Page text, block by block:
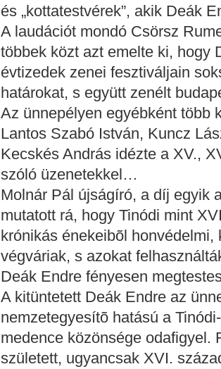
és „kottatestvérek”, akik Deák
A laudációt mondó Csörsz
többek közt azt emelte ki, hogy
évtizedek zenei fesztiváljain
határokat, s együtt zenélt
Az ünnepélyen egyébként több
Lantos Szabó István, Kuncz
Kecskés András idézte a XV.,
szóló üzenetekkel…
Molnár Pál újságíró, a díj egyik
mutatott rá, hogy Tinódi mint
krónikás énekeibõl
végváriak, s azokat
Deák Endre fényesen
A kitüntetett Deák Endre az
nemzetegyesítõ hatású a
medence közönsége odafigyel.
született, ugyancsak XVI.